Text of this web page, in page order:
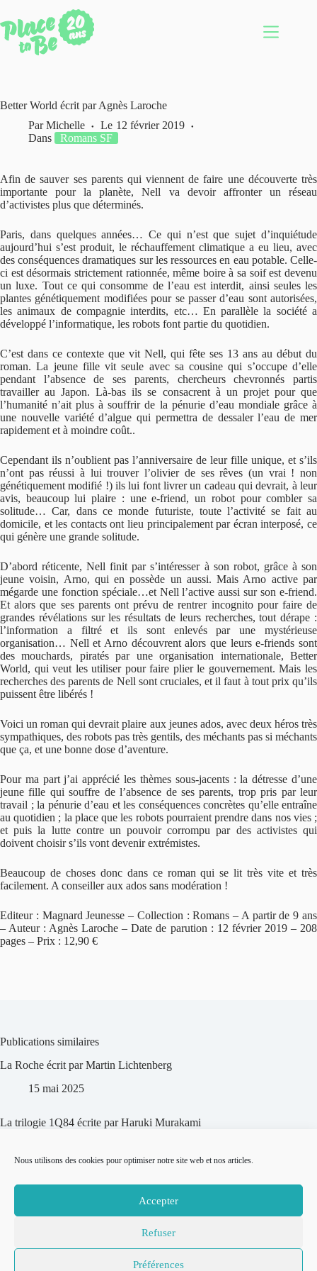
Nous utilisons des cookies pour optimiser notre site web et nos articles.
Accepter
Refuser
Préférences
au
contenu
Better World écrit par Agnès Laroche
Par Michelle Le 12 février 2019
Dans
Romans SF
Afin de sauver ses parents qui viennent de faire une découverte très
importante pour la planète, Nell va devoir affronter un réseau
d’activistes plus que déterminés.
Paris, dans quelques années… Ce qui n’est que sujet d’inquiétude
aujourd’hui s’est produit, le réchauffement climatique a eu lieu, avec
des conséquences dramatiques sur les ressources en eau potable. Celle-
ci est désormais strictement rationnée, même boire à sa soif est devenu
un luxe. Tout ce qui consomme de l’eau est interdit, ainsi seules les
plantes génétiquement modifiées pour se passer d’eau sont autorisées,
les animaux de compagnie interdits, etc… En parallèle la société a
développé l’informatique, les robots font partie du quotidien.
C’est dans ce contexte que vit Nell, qui fête ses 13 ans au début du
roman. La jeune fille vit seule avec sa cousine qui s’occupe d’elle
pendant l’absence de ses parents, chercheurs chevronnés partis
travailler au Japon. Là-bas ils se consacrent à un projet pour que
l’humanité n’ait plus à souffrir de la pénurie d’eau mondiale grâce à
une nouvelle variété d’algue qui permettra de dessaler l’eau de mer
rapidement et à moindre coût..
Cependant ils n’oublient pas l’anniversaire de leur fille unique, et s’ils
n’ont pas réussi à lui trouver l’olivier de ses rêves (un vrai ! non
génétiquement modifié !) ils lui font livrer un cadeau qui devrait, à leur
avis, beaucoup lui plaire : une e-friend, un robot pour combler sa
solitude… Car, dans ce monde futuriste, toute l’activité se fait au
domicile, et les contacts ont lieu principalement par écran interposé, ce
qui génère une grande solitude.
D’abord réticente, Nell finit par s’intéresser à son robot, grâce à son
jeune voisin, Arno, qui en possède un aussi. Mais Arno active par
mégarde une fonction spéciale…et Nell l’active aussi sur son e-friend.
Et alors que ses parents ont prévu de rentrer incognito pour faire de
grandes révélations sur les résultats de leurs recherches, tout dérape :
l’information a filtré et ils sont enlevés par une mystérieuse
organisation… Nell et Arno découvrent alors que leurs e-friends sont
des mouchards, piratés par une organisation internationale, Better
World, qui veut les utiliser pour faire plier le gouvernement. Mais les
recherches des parents de Nell sont cruciales, et il faut à tout prix qu’ils
puissent être libérés !
Voici un roman qui devrait plaire aux jeunes ados, avec deux héros très
sympathiques, des robots pas très gentils, des méchants pas si méchants
que ça, et une bonne dose d’aventure.
Pour ma part j’ai apprécié les thèmes sous-jacents : la détresse d’une
jeune fille qui souffre de l’absence de ses parents, trop pris par leur
travail ; la pénurie d’eau et les conséquences concrètes qu’elle entraîne
au quotidien ; la place que les robots pourraient prendre dans nos vies ;
et puis la lutte contre un pouvoir corrompu par des activistes qui
doivent choisir s’ils vont devenir extrémistes.
Beaucoup de choses donc dans ce roman qui se lit très vite et très
facilement. A conseiller aux ados sans modération !
Editeur : Magnard Jeunesse – Collection : Romans – A partir de 9 ans
– Auteur : Agnès Laroche – Date de parution : 12 février 2019 – 208
pages – Prix : 12,90 €
Publications similaires
La Roche écrit par Martin Lichtenberg
15 mai 2025
La trilogie 1Q84 écrite par Haruki Murakami
© 2007-2026